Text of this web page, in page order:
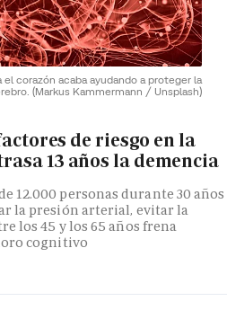
el corazón acaba ayudando a proteger la
(Markus Kammermann / Unsplash)
de riesgo en la
13 años la demencia
12.000 personas durante 30 años
la presión arterial, evitar la
los 45 y los 65 años frena
cognitivo